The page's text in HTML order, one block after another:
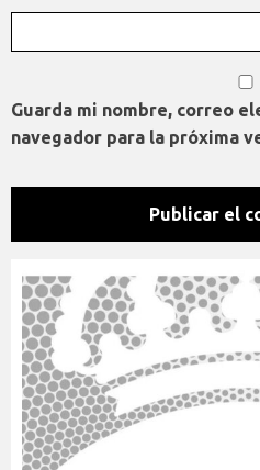
Guarda mi nombre, correo
navegador para la próxima